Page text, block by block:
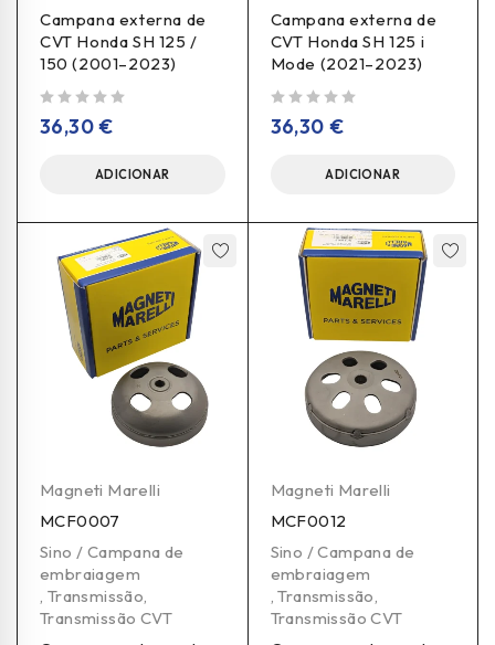
Campana externa de
CVT Honda SH 125 /
150 (2001–2023)
36,30€
ADICIONAR
Campana externa de
CVT Honda SH 125 i
Mode (2021–2023)
36,30 €
ADICIONAR
Magneti Marelli
MCF0007
Sino / Campana de
embraiagem
, Transmissão,
Transmissão CVT
Magneti Marelli
MCF0012
Sino / Campana de
embraiagem
,Transmissão,
Transmissão CVT